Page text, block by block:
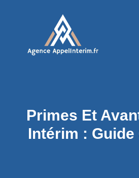
Primes Et
Intérim :